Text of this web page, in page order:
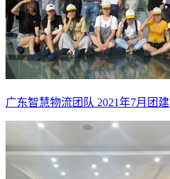
广东智慧物流团队 2021年7月团建